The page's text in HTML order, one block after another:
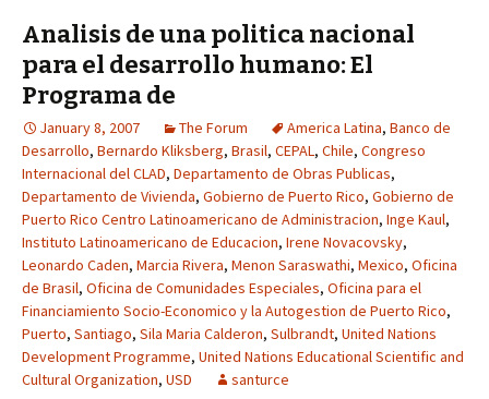
Analisis de una politica nacional
para el desarrollo humano: El
Programa de
January 8, 2007 The Forum America Latina, Banco de
Desarrollo, Bernardo Kliksberg, Brasil, CEPAL, Chile, Congreso
Internacional del CLAD, Departamento de Obras Publicas,
Departamento de Vivienda, Gobierno de Puerto Rico, Gobierno de
Puerto Rico Centro Latinoamericano de Administracion, Inge Kaul,
Instituto Latinoamericano de Educacion, Irene Novacovsky,
Leonardo Caden, Marcia Rivera, Menon Saraswathi, Mexico, Oficina
de Brasil, Oficina de Comunidades Especiales, Oficina para el
Financiamiento Socio-Economico y la Autogestion de Puerto Rico,
Puerto, Santiago, Sila Maria Calderon, Sulbrandt, United Nations
Development Programme, United Nations Educational Scientific and
Cultural Organization, USD santurce